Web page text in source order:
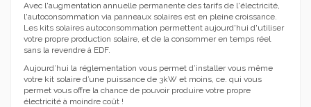
Avec l'augmentation annuelle permanente des tarifs de l'électricité,
l'autoconsommation via panneaux solaires est en pleine croissance.
Les kits solaires autoconsommation permettent aujourd'hui d'utiliser
votre propre production solaire, et de la consommer en temps réel
sans la revendre à EDF.
Aujourd’hui la réglementation vous permet d’installer vous même
votre kit solaire d’une puissance de 3kW et moins, ce. qui vous
permet vous offre la chance de pouvoir produire votre propre
électricité à moindre coût !